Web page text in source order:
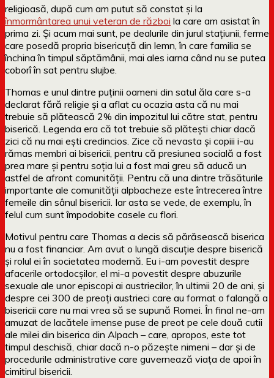
religioasă, după cum am putut să constat și la
înmormântarea unui veteran de război la care am asistat în
prima zi. Și acum mai sunt, pe dealurile din jurul stațiunii, ferme
care posedă propria bisericuță din lemn, în care familia se
închina în timpul săptămânii, mai ales iarna când nu se putea
coborî în sat pentru slujbe.
Thomas e unul dintre puținii oameni din satul ăla care s-a
declarat fără religie și a aflat cu ocazia asta că nu mai
trebuie să plătească 2% din impozitul lui către stat, pentru
biserică. Legenda era că tot trebuie să plătești chiar dacă
zici că nu mai ești credincios. Zice că nevasta și copiii i-au
rămas membri ai bisericii, pentru că presiunea socială a fost
prea mare și pentru soția lui a fost mai greu să aducă un
astfel de afront comunității. Pentru că una dintre trăsăturile
importante ale comunității alpbacheze este întrecerea între
femeile din sânul bisericii. Iar asta se vede, de exemplu, în
felul cum sunt împodobite casele cu flori.
Motivul pentru care Thomas a decis să părăsească biserica
nu a fost financiar. Am avut o lungă discuție despre biserică
și rolul ei în societatea modernă. Eu i-am povestit despre
afacerile ortodocșilor, el mi-a povestit despre abuzurile
sexuale ale unor episcopi ai austriecilor, în ultimii 20 de ani, și
despre cei 300 de preoți austrieci care au format o falangă a
bisericii care nu mai vrea să se supună Romei. În final ne-am
amuzat de lacătele imense puse de preot pe cele două cutii
ale milei din biserica din Alpach – care, apropos, este tot
timpul deschisă, chiar dacă n-o păzește nimeni – dar și de
procedurile administrative care guvernează viața de apoi în
cimitirul bisericii.